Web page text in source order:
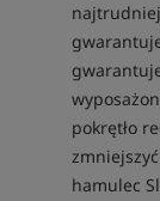
pokrętło
hamulec